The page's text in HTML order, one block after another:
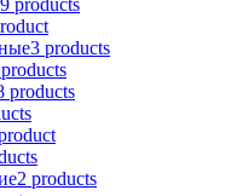
3 products
products
2 products